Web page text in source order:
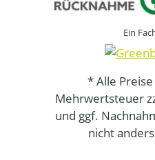
Ein
* Alle
Mehrwertsteuer
und ggf.
nicht